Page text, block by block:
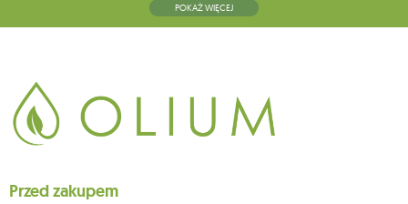
Centralnej Ewidencji i Informacji o Działalności Gospodarczej, adres
głównego miejsca wykonywania działalności w Siedlcach, ul. Starowiejska
Dane będą przetwarzane w celu wysyłki newslettera i przechowywane do
chwili rezygnacji z subskrypcji.
Przysługuje Ci prawo do żądania dostępu do swoich danych osobowych,
ich sprostowania, usunięcia, ograniczenia przetwarzania, wniesienia
sprzeciwu wobec przetwarzania swoich danych oraz prawo do
którego dokonano na podstawie zgody przed jej cofnięciem. W tym celu
POKAŻ WIĘCEJ
Przed zakupem